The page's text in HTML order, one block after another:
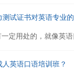
试证书对英语专业
英语口语培训班？